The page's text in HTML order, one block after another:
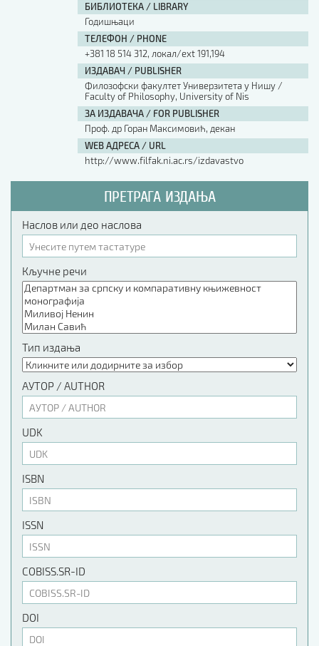
БИБЛИОТЕКА / LIBRARY
Годишњаци
ТЕЛЕФОН / PHONE
+381 18 514 312, локал/ext 191,194
ИЗДАВАЧ / PUBLISHER
Филозофски факултет Универзитета у Нишу /
Faculty of Philosophy, University of Nis
ЗА ИЗДАВАЧА / FOR PUBLISHER
Проф. др Горан Максимовић, декан
WEB АДРЕСА / URL
http://www.filfak.ni.ac.rs/izdavastvo
ПРЕТРАГА ИЗДАЊА
Наслов или део наслова
Кључне речи
Тип издања
АУТОР / AUTHOR
UDK
ISBN
ISSN
COBISS.SR-ID
DOI